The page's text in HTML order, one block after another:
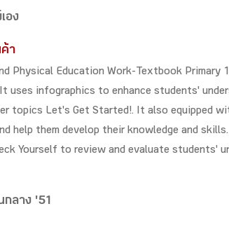
อง
ค้า
Physical Education Work-Textbook Primary
It uses infographics to enhance students'
topics Let's Get Started!. It also equipped
help them develop their knowledge and
Yourself to review and evaluate students'
กลาง '51